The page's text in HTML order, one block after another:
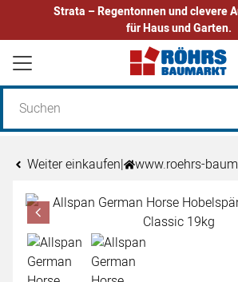
Strata – Regentonnen und clevere
für Haus und Garten.
Zum Hauptinhalt springen
Weiter einkaufen| www.roehrs-
Produktgalerie
Zur Kaufbox springen